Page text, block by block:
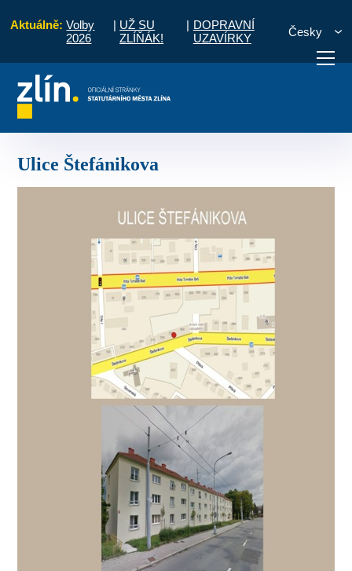
Aktuálně: Volby
2026
| UŽ SU
ZLÍŇÁK!
| DOPRAVNÍ
UZAVÍRKY
Česky
vyřídit
Ulice Štefánikova